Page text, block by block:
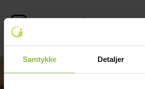
Samtykke Detaljer
Følg os på Instagram